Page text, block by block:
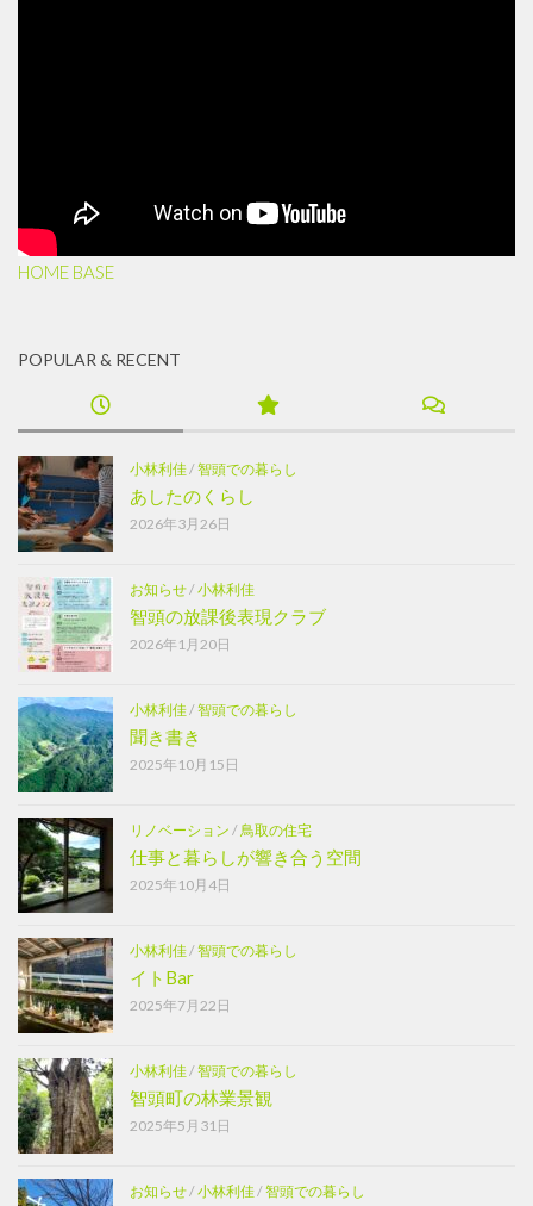
HOME BASE
POPULAR & RECENT
小林利佳/智頭での暮らし
あしたのくらし
2026年3月26日
お知らせ/小林利佳
智頭の放課後表現クラブ
2026年1月20日
小林利佳/智頭での暮らし
聞き書き
2025年10月15日
リノベーション / 鳥取の住宅
仕事と暮らしが響き合う空間
2025年10月4日
小林利佳/智頭での暮らし
イトBar
2025年7月22日
小林利佳/智頭での暮らし
智頭町の林業景観
2025年5月31日
お知らせ/小林利佳/智頭での暮らし